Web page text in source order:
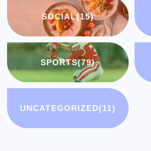
SOCIAL(15)
SPORTS(79)
UNCATEGORIZED(11)